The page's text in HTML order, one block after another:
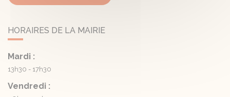
HORAIRES DE LA MAIRIE
Mardi :
13h30 - 17h30
Vendredi :